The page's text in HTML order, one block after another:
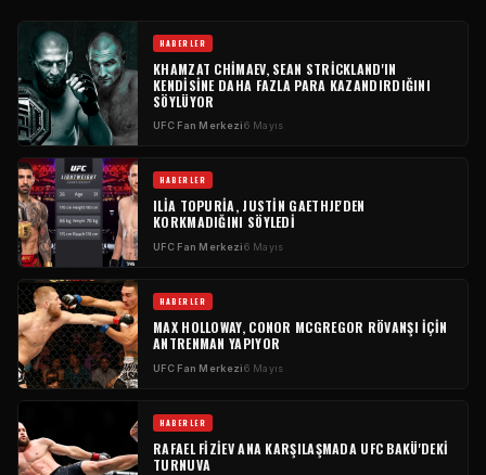
HABERLER
KHAMZAT CHIMAEV, SEAN STRICKLAND'IN
KENDISINE DAHA FAZLA PARA KAZANDIRDIĞINI
SÖYLÜYOR
UFCFan Merkezi6 Mayıs
HABERLER
ILIA TOPURIA, JUSTIN GAETHJE'DEN
KORKMADIĞINI SÖYLEDI
UFCFan Merkezi6 Mayıs
HABERLER
MAX HOLLOWAY, CONOR MCGREGOR RÖVANŞI IÇIN
ANTRENMAN YAPIYOR
UFCFan Merkezi6 Mayıs
HABERLER
RAFAEL FIZIEV ANA KARŞILAŞMADA UFC BAKÜ'DEKI
TURNUVA